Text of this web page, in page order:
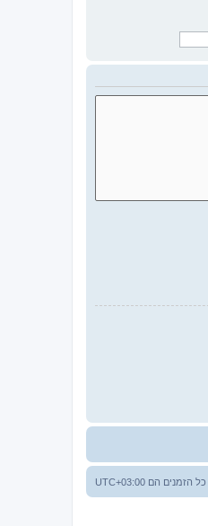
כל הזמנים הם UTC+03:00